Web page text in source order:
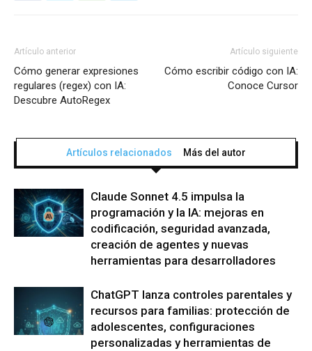
Artículo anterior
Cómo generar expresiones
regulares (regex) con IA:
Descubre AutoRegex
Artículo siguiente
Cómo escribir código con IA:
Conoce Cursor
Artículos relacionados Más del autor
Claude Sonnet 4.5 impulsa la
programación y la IA: mejoras en
codificación, seguridad avanzada,
creación de agentes y nuevas
herramientas para desarrolladores
ChatGPT lanza controles parentales y
recursos para familias: protección de
adolescentes, configuraciones
personalizadas y herramientas de